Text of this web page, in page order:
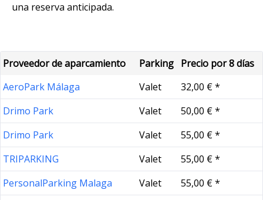
una reserva anticipada.
Proveedor de aparcamiento Parking Precio por 8 días
AeroPark Málaga
Valet
32,00 € *
Drimo Park
Valet
50,00 € *
Drimo Park
Valet
55,00 € *
TRIPARKING
Valet
55,00 € *
PersonalParking Malaga
Valet
55,00 € *